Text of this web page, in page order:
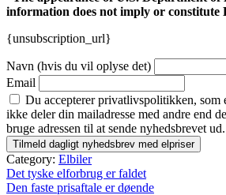
information does not imply or constitute
{unsubscription_url}
Navn (hvis du vil oplyse det)
Email
Du accepterer privatlivspolitikken, som
ikke deler din mailadresse med andre end
bruge adressen til at sende nyhedsbrevet ud.
Category: Elbiler
Indlægsnavigation
Det tyske elforbrug er faldet
Den faste prisaftale er døende